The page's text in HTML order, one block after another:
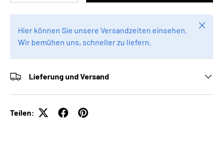
Hier können Sie unsere Versandzeiten einsehen.
Wir bemühen uns, schneller zu liefern.
Lieferung und Versand
Teilen: